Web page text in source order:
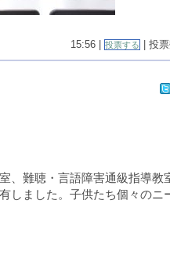
15:56 | 投票する | 投
、難聴・言語障害通級指導教
しました。子供たち個々のニ